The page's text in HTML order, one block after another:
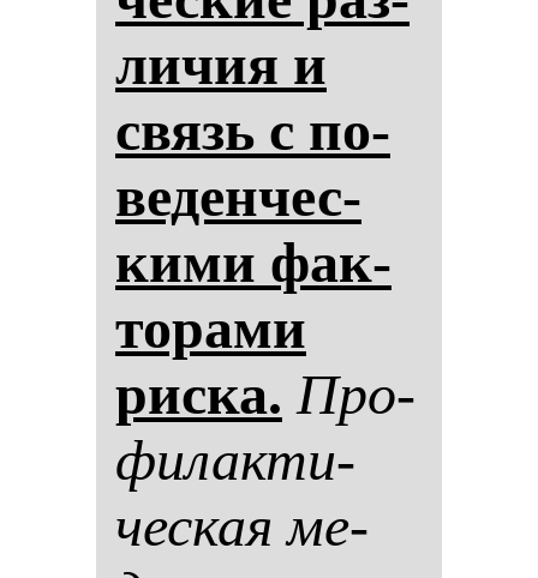
ли­чия и
связь с по­
ве­ден­чес­
ки­ми фак­
то­ра­ми
рис­ка. Про­
фи­лак­ти­
чес­кая ме­